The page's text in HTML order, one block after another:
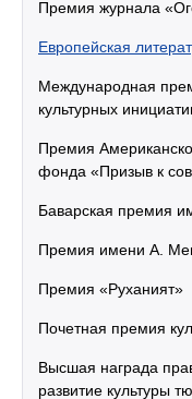
Премия журнала
Европейская
Международная
культурных
Премия
фонда «Призыв к
Баварская премия
Премия имени А.
Премия «Руханият»
Почетная премия
Высшая награда
развитие культуры